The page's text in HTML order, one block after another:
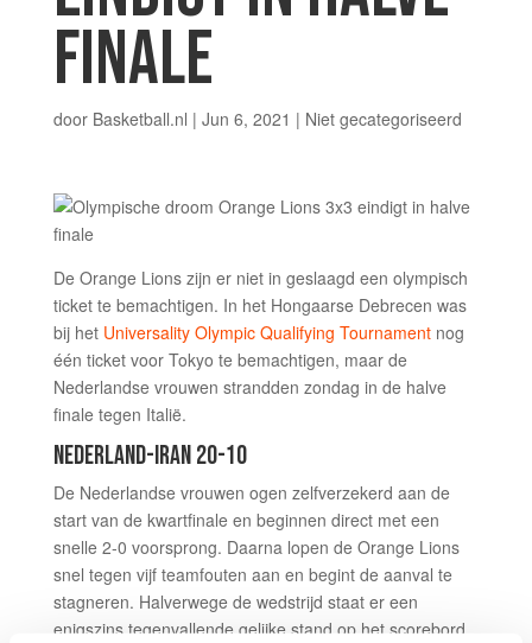
FINALE
door Basketball.nl | Jun 6, 2021 | Niet gecategoriseerd
De Orange Lions zijn er niet in geslaagd een olympisch
ticket te bemachtigen. In het Hongaarse Debrecen was
bij het Universality Olympic Qualifying Tournamentnog
één ticket voor Tokyo te bemachtigen, maar de
Nederlandse vrouwen strandden zondag in de halve
finale tegen Italië.
NEDERLAND-IRAN 20-10
De Nederlandse vrouwen ogen zelfverzekerd aan de
start van de kwartfinale en beginnen direct met een
snelle 2-0 voorsprong. Daarna lopen de Orange Lions
snel tegen vijf teamfouten aan en begint de aanval te
stagneren. Halverwege de wedstrijd staat er een
enigszins tegenvallende gelijke stand op het scorebord